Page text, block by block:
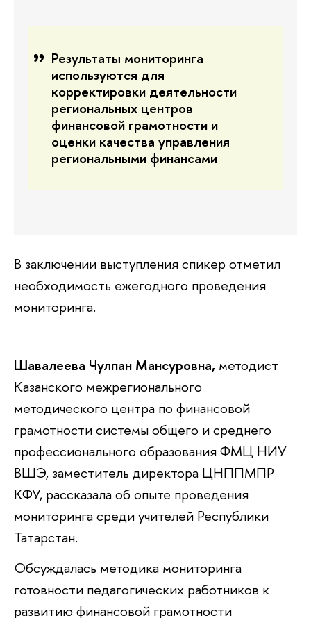
Результаты мониторинга
используются для
корректировки деятельности
региональных центров
финансовой грамотности и
оценки качества управления
региональными финансами
В заключении выступления спикер отметил
необходимость ежегодного проведения
мониторинга.
Шавалеева Чулпан Мансуровна, методист
Казанского межрегионального
методического центра по финансовой
грамотности системы общего и среднего
профессионального образования ФМЦ НИУ
ВШЭ, заместитель директора ЦНППМПР
КФУ, рассказала об опыте проведения
мониторинга среди учителей Республики
Татарстан.
Обсуждалась методика мониторинга
готовности педагогических работников к
развитию финансовой грамотности